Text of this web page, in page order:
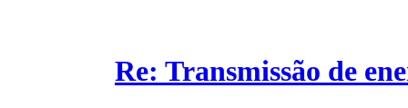
Re: Transmissão de